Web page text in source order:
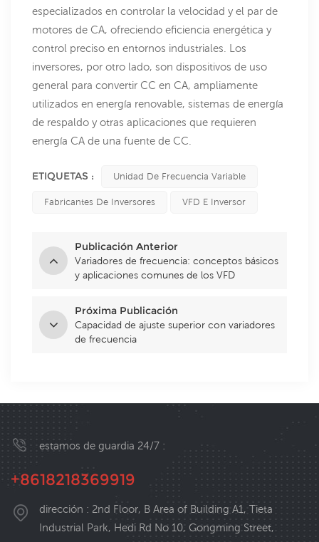
especializados en controlar la velocidad y el par de
motores de CA, ofreciendo eficiencia energética y
control preciso en entornos industriales. Los
inversores, por otro lado, son dispositivos de uso
general para convertir CC en CA, ampliamente
utilizados en energía renovable, sistemas de energía
de respaldo y otras aplicaciones que requieren
energía CA de una fuente de CC.
ETIQUETAS : Unidad De Frecuencia Variable
Fabricantes De Inversores VFD E Inversor
Publicación Anterior
Variadores de frecuencia: conceptos básicos
y aplicaciones comunes de los VFD
Próxima Publicación
Capacidad de ajuste superior con variadores
de frecuencia
estamos de guardia 24/7 :
+8618218369919
dirección : 2nd Floor, B Area of Building A1, Tieta
Industrial Park, Hedi Rd No 10, Gongming Street,